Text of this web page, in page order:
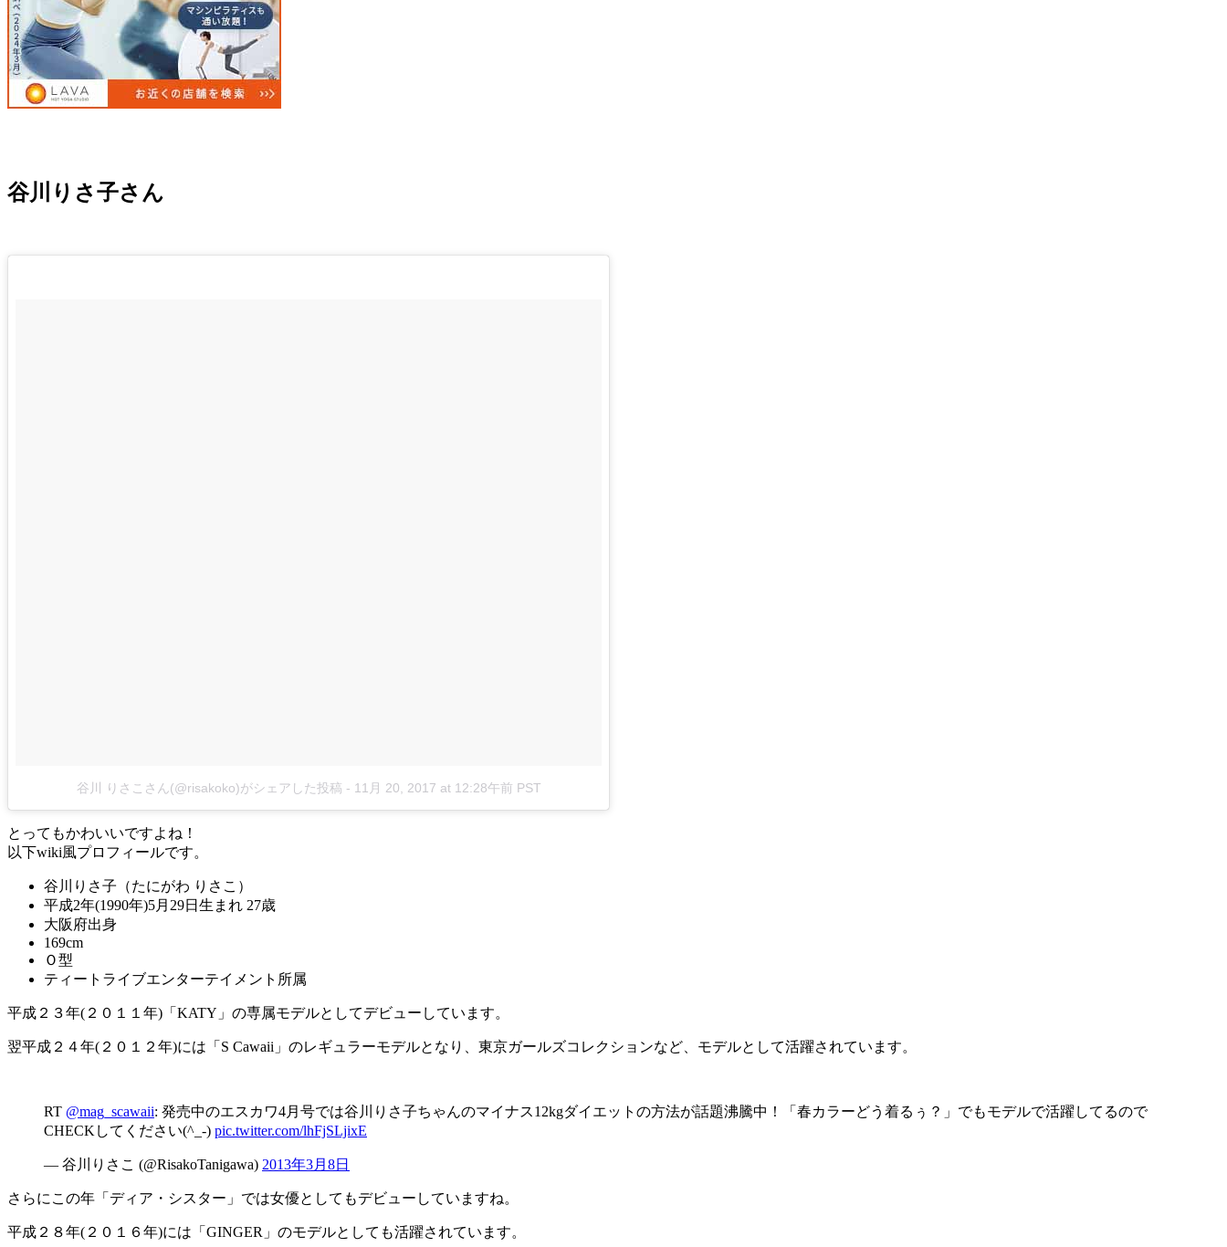
谷川りさ子さん
谷川 りさこさん(@risakoko)がシェアした投稿 - 11月 20, 2017 at 12:28午前 PST
とってもかわいいですよね！
以下wiki風プロフィールです。
谷川りさ子（たにがわ りさこ）
平成2年(1990年)5月29日生まれ 27歳
大阪府出身
169cm
Ｏ型
ティートライブエンターテイメント所属
平成２３年(２０１１年)「KATY」の専属モデルとしてデビューしています。
翌平成２４年(２０１２年)には「S Cawaii」のレギュラーモデルとなり、東京ガールズコレクションなど、モデルとして活躍されています。
RT @mag_scawaii: 発売中のエスカワ4月号では谷川りさ子ちゃんのマイナス12kgダイエットの方法が話題沸騰中！「春カラーどう着るぅ？」でもモデルで活躍してるので
CHECKしてください(^_-) pic.twitter.com/lhFjSLjixE
— 谷川りさこ (@RisakoTanigawa) 2013年3月8日
さらにこの年「ディア・シスター」では女優としてもデビューしていますね。
平成２８年(２０１６年)には「GINGER」のモデルとしても活躍されています。